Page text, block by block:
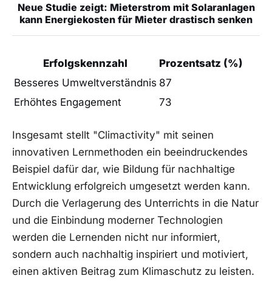
Neue Studie zeigt: Mieterstrom mit Solaranlagen
kann Energiekosten für Mieter drastisch senken
Erfolgskennzahl
Prozentsatz (%)
Besseres‍ Umweltverständnis 87
Erhöhtes Engagement
73
Insgesamt stellt ⁢"Climactivity" mit seinen
innovativen Lernmethoden ‌ein beeindruckendes
Beispiel dafür dar, wie ‍Bildung für nachhaltige
Entwicklung erfolgreich umgesetzt​ werden ‌kann.
Durch die Verlagerung⁢ des Unterrichts in ‍die Natur
und die Einbindung moderner Technologien
werden die Lernenden nicht nur informiert,
sondern auch ‌nachhaltig inspiriert und motiviert,
einen aktiven⁤ Beitrag zum Klimaschutz zu leisten.